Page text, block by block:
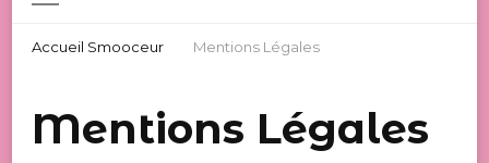
Accueil Smooceur Mentions Légales
Mentions Légales